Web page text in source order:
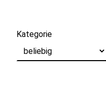
Kategorie